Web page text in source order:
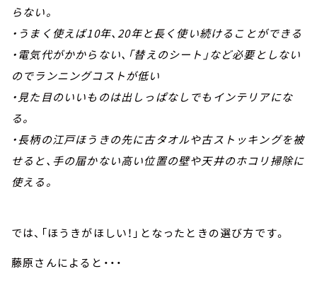
らない。
・うまく使えば10年、20年と長く使い続けることができる
・電気代がかからない、「替えのシート」など必要としない
のでランニングコストが低い
・見た目のいいものは出しっぱなしでもインテリアにな
る。
・長柄の江戸ほうきの先に古タオルや古ストッキングを被
せると、手の届かない高い位置の壁や天井のホコリ掃除に
使える。
では、「ほうきがほしい！」となったときの選び方です。
藤原さんによると・・・